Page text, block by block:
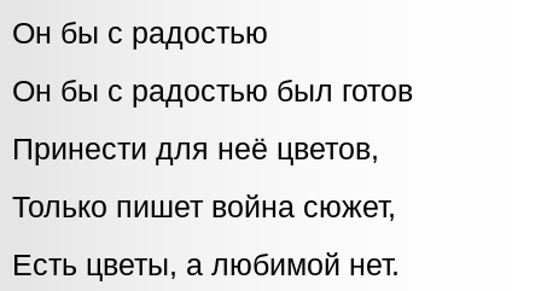
Он бы с радостью
Он бы с радостью был готов
Принести для неё цветов,
Только пишет война сюжет,
Есть цветы, а любимой нет.